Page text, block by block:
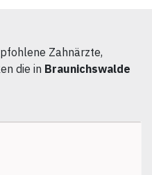
Zahnärzte,
die in Braunichswalde